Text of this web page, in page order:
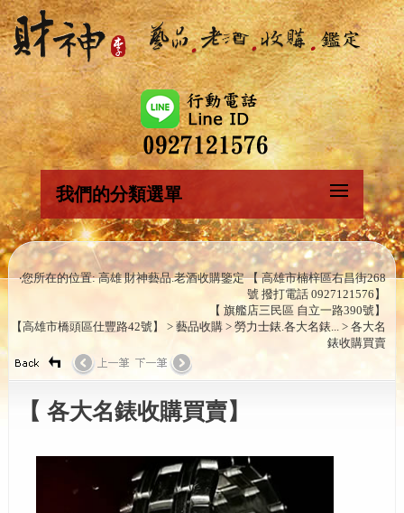
我們的分類選單
‧您所在的位置: 高雄 財神藝品.老酒收購鑒定 【 高雄市楠梓區右昌街268
號 撥打電話 0927121576】
【 旗艦店三民區 自立一路390號】
【高雄市橋頭區仕豐路42號】 > 藝品收購 > 勞力士錶.各大名錶... > 各大名
錶收購買賣
【 各大名錶收購買賣】